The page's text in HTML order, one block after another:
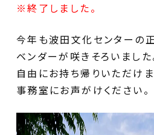
※終了しました。
今年も波田文化センターの
ベンダーが咲きそろいました
自由にお持ち帰りいただけ
事務室にお声がけください。